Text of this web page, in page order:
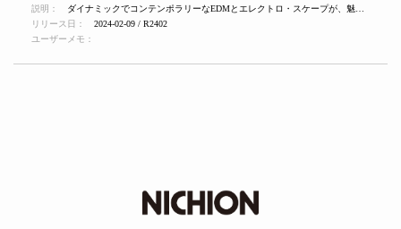
説明：
リリース日：
2024-02-09 / R2402
ユーザーメモ：